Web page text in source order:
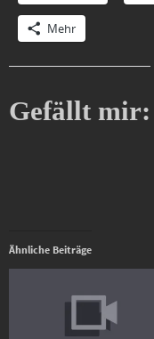
Mehr
Gefällt mir:
Ähnliche Beiträge